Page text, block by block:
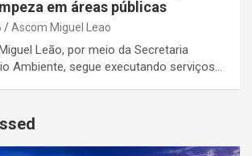
em áreas públicas
Ascom Miguel Leao
Leão, por meio da Secretaria
Ambiente, segue executando serviços…